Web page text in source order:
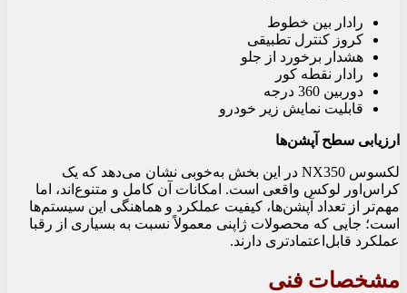
رادار بین خطوط
کروز کنترل تطبیقی
هشدار برخورد از جلو
رادار نقطه کور
دوربین 360 درجه
قابلیت نمایش زیر خودرو
ارزیابی سطح آپشن‌ها
لکسوس NX350 در این بخش به‌خوبی نشان می‌دهد که یک
کراس‌اور لوکس واقعی است. امکانات آن کامل و متنوع‌اند، اما
مهم‌تر از تعداد آپشن‌ها، کیفیت عملکرد و هماهنگی این سیستم‌ها
است؛ جایی که محصولات ژاپنی معمولاً نسبت به بسیاری از رقبا
عملکرد قابل‌اعتمادتری دارند.
مشخصات فنی